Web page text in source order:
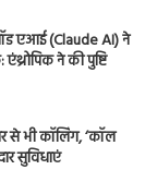
एआई (Claude AI) ने
ने की पुष्टि
से भी कॉलिंग, ‘कॉल
सुविधाएं